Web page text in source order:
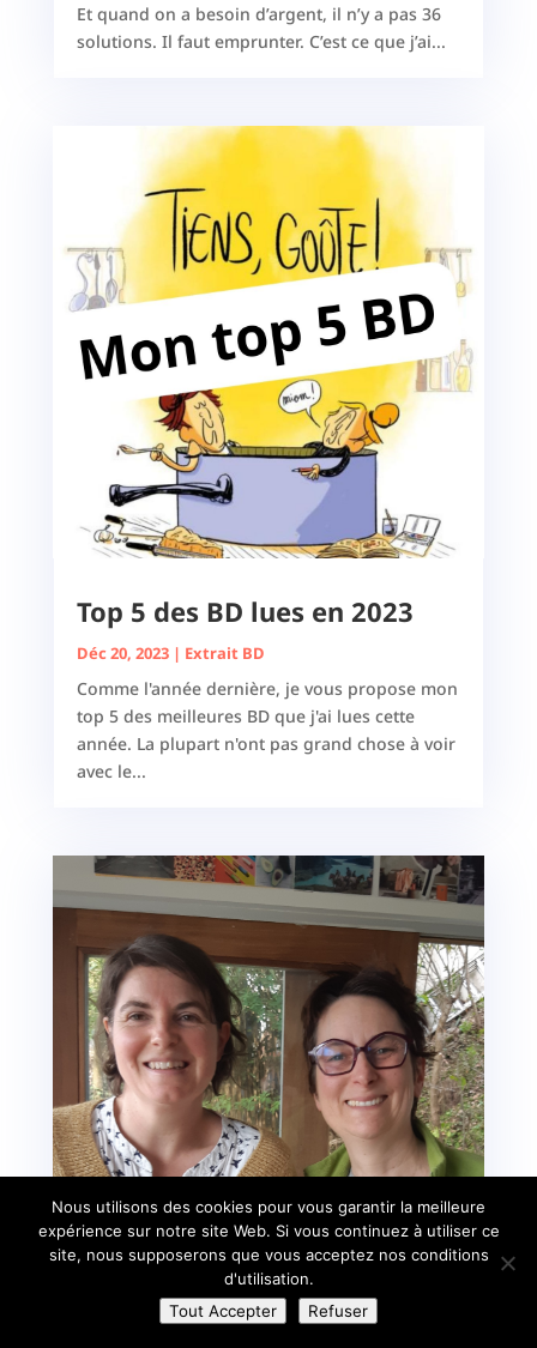
Et quand on a besoin d’argent, il n’y a pas 36
solutions. Il faut emprunter. C’est ce que j’ai...
Top 5 des BD lues en 2023
Déc 20, 2023| Extrait BD
Comme l'année dernière, je vous propose mon
top 5 des meilleures BD que j'ai lues cette
année. La plupart n'ont pas grand chose à voir
avec le...
Nous utilisons des cookies pour vous garantir la meilleure
expérience sur notre site Web. Si vous continuez à utiliser ce
site, nous supposerons que vous acceptez nos conditions
d'utilisation.
Tout Accepter
Refuser